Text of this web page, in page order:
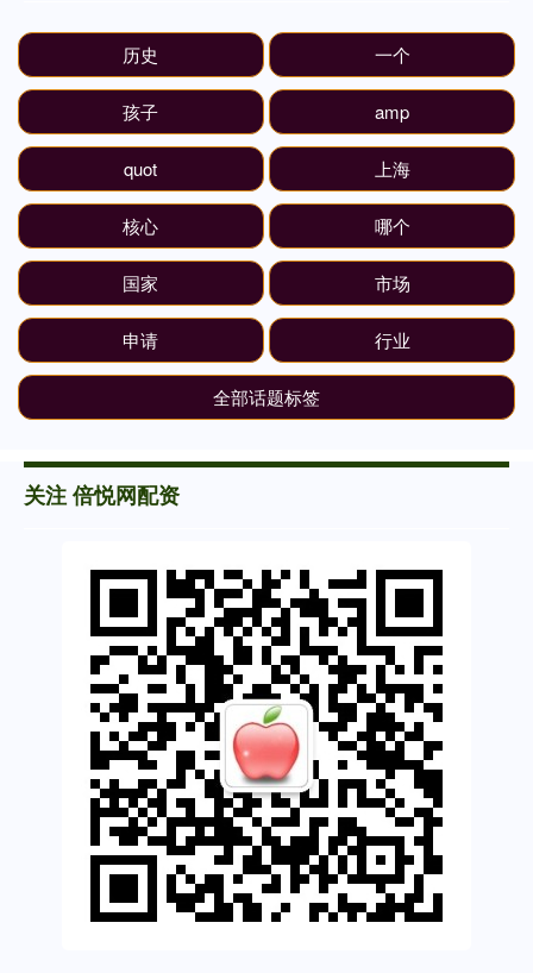
历史 一个
孩子 amp
quot 上海
核心 哪个
国家 市场
申请 行业
全部话题标签
关注 倍悦网配资